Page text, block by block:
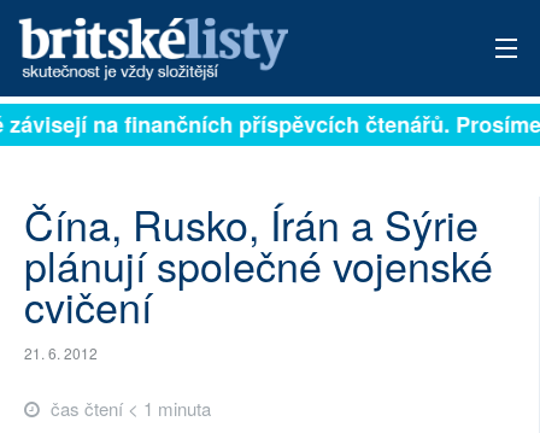
PŘIHLÁSIT
ARCHIV
ROZHOVORY
TÉMATA
NEJČTENĚJŠÍ ZA 7 DNÍ
na finančních příspěvcích čtenářů.
Čína, Rusko, Írán a Sýrie
plánují společné vojenské
cvičení
21. 6. 2012
čas čtení < 1 minuta